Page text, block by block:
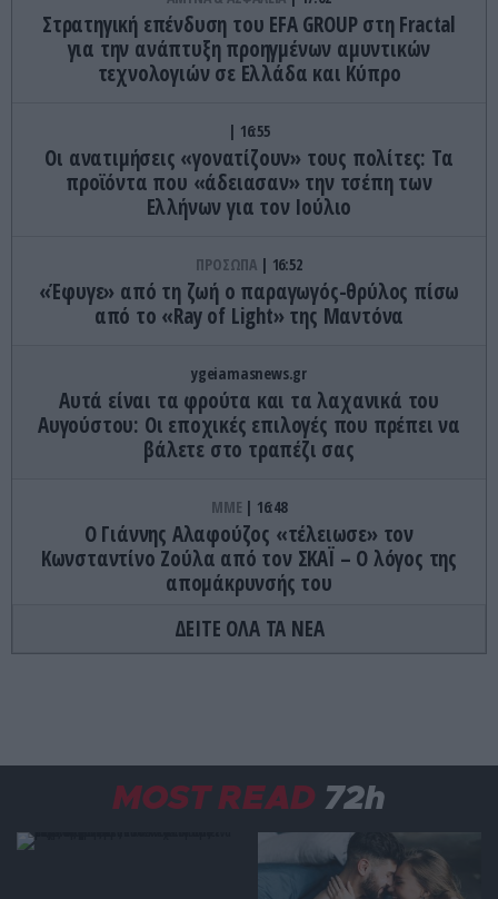
Στρατηγική επένδυση του EFA GROUP στη Fractal
για την ανάπτυξη προηγμένων αμυντικών
τεχνολογιών σε Ελλάδα και Κύπρο
16:55
Οι ανατιμήσεις «γονατίζουν» τους πολίτες: Τα
προϊόντα που «άδειασαν» την τσέπη των
Ελλήνων για τον Ιούλιο
ΠΡΟΣΩΠΑ 16:52
«Έφυγε» από τη ζωή ο παραγωγός-θρύλος πίσω
από το «Ray of Light» της Μαντόνα
ygeiamasnews.gr
Αυτά είναι τα φρούτα και τα λαχανικά του
Αυγούστου: Οι εποχικές επιλογές που πρέπει να
βάλετε στο τραπέζι σας
ΜΜΕ 16:48
Ο Γιάννης Αλαφούζος «τέλειωσε» τον
Κωνσταντίνο Ζούλα από τον ΣΚΑΪ – Ο λόγος της
απομάκρυνσής του
ΠΑΡΑΣΚΗΝΙΟ 16:42
Χειροπέδες σε 35χρονο στο Μαρούσι: Μαζί με δύο
άλλα άτομα «έσπρωχνε» ναρκωτικά σε προαύλιο
σχολείου (φωτο)
ΔΕΙΤΕ ΟΛΑ ΤΑ ΝΕΑ
MOST READ 72h